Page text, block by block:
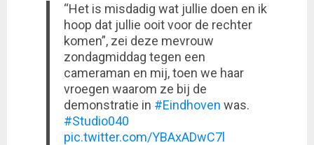
“Het is misdadig wat jullie doen en ik
hoop dat jullie ooit voor de rechter
komen”, zei deze mevrouw
zondagmiddag tegen een
cameraman en mij, toen we haar
vroegen waarom ze bij de
demonstratie in #Eindhoven was.
#Studio040
pic.twitter.com/YBAxADwC7l